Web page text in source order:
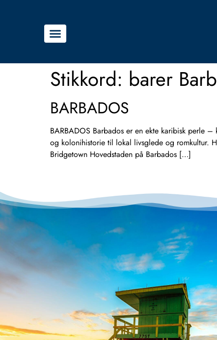
Stikkord: barer
BARBADOS
BARBADOS Barbados er en ekte karibisk perle
og kolonihistorie til lokal livsglede og romkultur.
Bridgetown Hovedstaden på Barbados […]